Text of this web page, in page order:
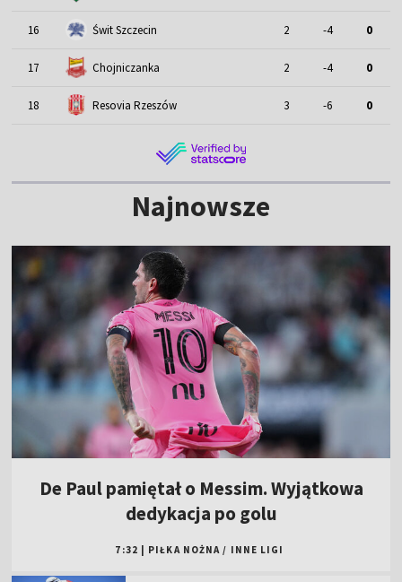
16 Świt Szczecin 2 -4 0
17 Chojniczanka 2 -4 0
18 Resovia Rzeszów 3 -6 0
Najnowsze
De Paul pamiętał o Messim. Wyjątkowa
dedykacja po golu
7:32 PIŁKA NOŻNA / INNE LIGI